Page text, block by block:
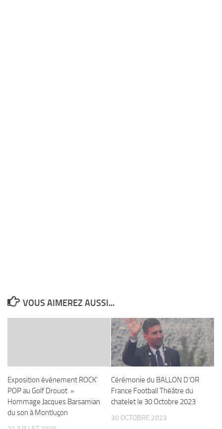
VOUS AIMEREZ AUSSI...
Exposition événement ROCK’
POP au Golf Drouot »
Hommage Jacques Barsamian
du son à Montluçon
Cérémonie du BALLON D’OR
France Football Théâtre du
chatelet le 30 Octobre 2023
30 OCTOBRE 2023